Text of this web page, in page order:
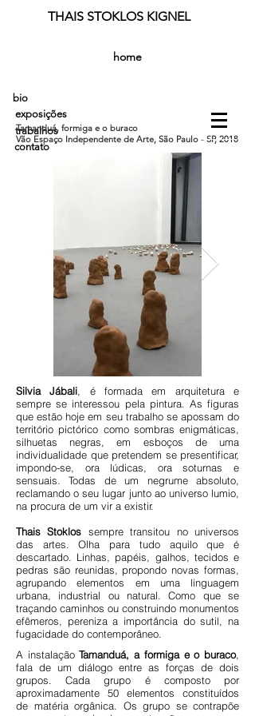
THAIS STOKLOS KIGNEL
bio
exposições
trabalhos
contato
home
Tamanduá, formiga e o buraco
Vão Espaço Independente de Arte, São Paulo - SP, 2018
folder2.jpg
Silvia Jábali, é formada em arquitetura e
sempre se interessou pela pintura. As figuras
que estão hoje em seu trabalho se apossam do
território pictórico como sombras enigmáticas,
silhuetas negras, em esboços de uma
individualidade que pretendem se presentificar,
impondo-se, ora lúdicas, ora soturnas e
sensuais. Todas de um negrume absoluto,
reclamando o seu lugar junto ao universo lumio,
na procura de um vir a existir.
Thais Stoklos sempre transitou no universos
das artes. Olha para tudo aquilo que é
descartado. Linhas, papéis, galhos, tecidos e
pedras são reunidas, propondo novas formas,
agrupando elementos em uma linguagem
urbana, industrial ou natural. Como que se
traçando caminhos ou construindo monumentos
efêmeros, pereniza a importância do sutil, na
fugacidade do contemporâneo.
A instalaçãoTamanduá, a formiga e o buraco,
fala de um diálogo entre as forças de dois
grupos. Cada grupo é composto por
aproximadamente 50 elementos constituídos
de matéria orgânica. Os grupo se contrapõe